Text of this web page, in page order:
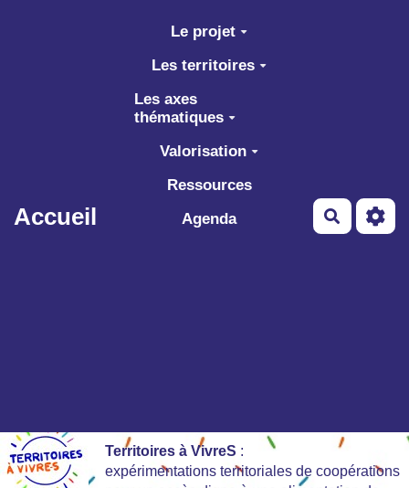
Aller au contenu principal
Accueil
Le projet
Les territoires
Les axes
thématiques
Valorisation
Ressources
Agenda
Territoires à VivreS :
expérimentations territoriales de coopérations